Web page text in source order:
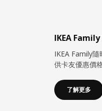
IKEA
IKEA Family
供卡友優惠價
了解更多